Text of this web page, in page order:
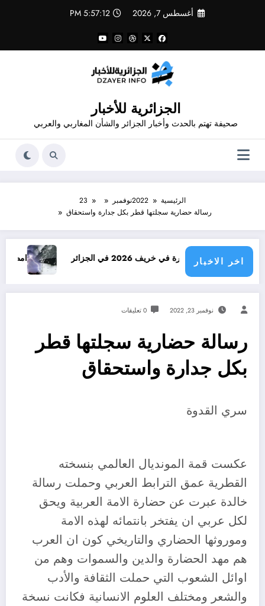
أغسطس 7, 2026 5:57:12 PM
الجزائرية للأخبار
صحيفة تهتم بالحدث وأخبار الجزائر والشأن المغاربي والعربي
الرئيسية 2022نوفمبر
23
رسالة حضارية سجلتها قطر بكل جدارة واستحقاق
اخر الاخبار
في خريف 2026 في الجزائر امطار بكميات كبيرة
نوفمبر 23, 2022 0 تعليقات
رسالة حضارية سجلتها قطر
بكل جدارة واستحقاق
سري القدوة
عكست قمة المونديال العالمي بنسخته
القطرية عمق الترابط العربي وحملت رسالة
خالدة عبرت عن حضارة الامة العربية ويحق
لكل عربي ان يفتخر بانتمائه لهذه الامة
وموروثها الحضاري والتاريخي كون ان العرب
هم مهد الحضارة والدين والسموات وهم من
اوائل الشعوب التي حملت الثقافة والأدب
والشعر ومختلف العلوم الانسانية فكانت نسخة